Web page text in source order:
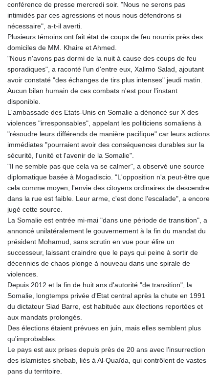
conférence de presse mercredi soir. "Nous ne serons pas
intimidés par ces agressions et nous nous défendrons si
nécessaire", a-t-il averti.
Plusieurs témoins ont fait état de coups de feu nourris près des
domiciles de MM. Khaire et Ahmed.
"Nous n'avons pas dormi de la nuit à cause des coups de feu
sporadiques", a raconté l'un d'entre eux, Xalimo Salad, ajoutant
avoir constaté "des échanges de tirs plus intenses" jeudi matin.
Aucun bilan humain de ces combats n'est pour l'instant
disponible.
L'ambassade des Etats-Unis en Somalie a dénoncé sur X des
violences "irresponsables", appelant les politiciens somaliens à
"résoudre leurs différends de manière pacifique" car leurs actions
immédiates "pourraient avoir des conséquences durables sur la
sécurité, l'unité et l'avenir de la Somalie".
"Il ne semble pas que cela va se calmer", a observé une source
diplomatique basée à Mogadiscio. "L'opposition n'a peut-être que
cela comme moyen, l'envie des citoyens ordinaires de descendre
dans la rue est faible. Leur arme, c'est donc l'escalade", a encore
jugé cette source.
La Somalie est entrée mi-mai "dans une période de transition", a
annoncé unilatéralement le gouvernement à la fin du mandat du
président Mohamud, sans scrutin en vue pour élire un
successeur, laissant craindre que le pays qui peine à sortir de
décennies de chaos plonge à nouveau dans une spirale de
violences.
Depuis 2012 et la fin de huit ans d'autorité "de transition", la
Somalie, longtemps privée d'Etat central après la chute en 1991
du dictateur Siad Barre, est habituée aux élections reportées et
aux mandats prolongés.
Des élections étaient prévues en juin, mais elles semblent plus
qu'improbables.
Le pays est aux prises depuis près de 20 ans avec l'insurrection
des islamistes shebab, liés à Al-Quaïda, qui contrôlent de vastes
pans du territoire.